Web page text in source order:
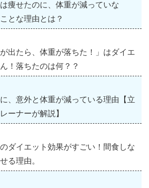
痩せたのに、体重が減っていな
とな理由とは？
出たら、体重が落ちた！」はダイエ
！落ちたのは何？？
、意外と体重が減っている理由【立
ーナーが解説】
ダイエット効果がすごい！間食しな
る理由。